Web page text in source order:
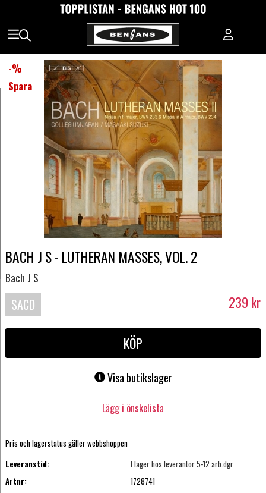
-%
Spara
BACH J S - LUTHERAN MASSES, VOL. 2
Bach J S
SACD 239 kr
KÖP
Visa butikslager
Lägg i önskelista
Pris och lagerstatus gäller webbshoppen
Leveranstid:
I lager hos leverantör 5-12 arb.dgr
Artnr:
1728741